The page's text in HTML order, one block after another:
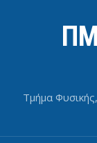
Τμήμα